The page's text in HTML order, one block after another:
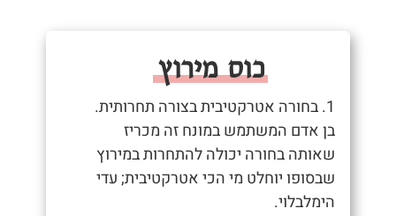
כוס מירוץ
1. בחורה אטרקטיבית בצורה תחרותית.
בן אדם המשתמש במונח זה מכריז
שאותה בחורה יכולה להתחרות במירוץ
שבסופו יוחלט מי הכי אטרקטיבית; עדי
הימלבלוי.